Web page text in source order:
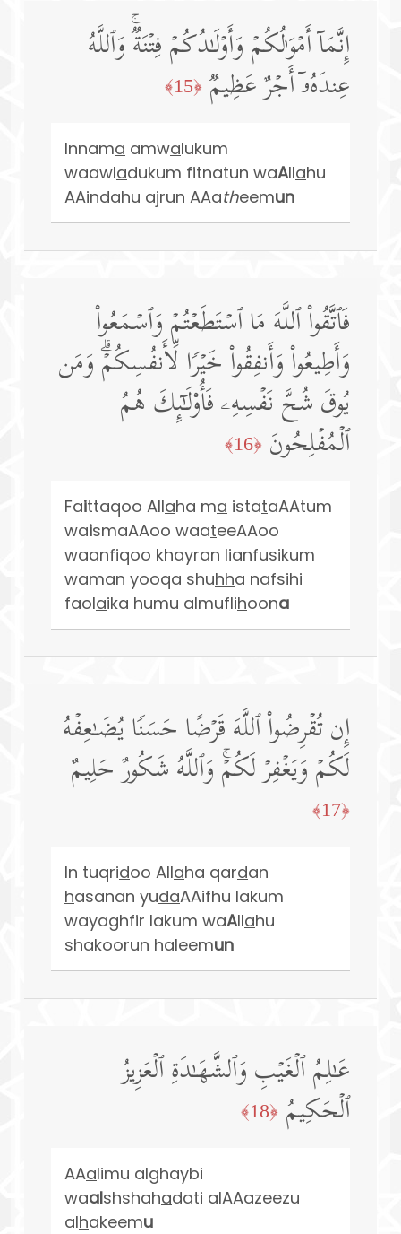
إِنَّمَاۤ أَمۡوَ ٰ⁠لُكُمۡ وَأَوۡلَـٰدُكُمۡ فِتۡنَةࣱۚ وَٱللَّهُ
عِندَهُۥۤ أَجۡرٌ عَظِیمࣱ ﴿15﴾
Innama amwalukum
waawladukum fitnatun waAllahu
AAindahu ajrun AAatheemun
فَٱتَّقُوا۟ ٱللَّهَ مَا ٱسۡتَطَعۡتُمۡ وَٱسۡمَعُوا۟
وَأَطِیعُوا۟ وَأَنفِقُوا۟ خَیۡرࣰا لِّأَنفُسِكُمۡۗ وَمَن
یُوقَ شُحَّ نَفۡسِهِۦ فَأُو۟لَـٰۤىِٕكَ هُمُ
ٱلۡمُفۡلِحُونَ ﴿16﴾
Faittaqoo Allaha ma istataAAtum
waismaAAoo waateeAAoo
waanfiqoo khayran lianfusikum
waman yooqa shuhha nafsihi
faolaika humu almuflihoona
إِن تُقۡرِضُوا۟ ٱللَّهَ قَرۡضًا حَسَنࣰا یُضَـٰعِفۡهُ
لَكُمۡ وَیَغۡفِرۡ لَكُمۡۚ وَٱللَّهُ شَكُورٌ حَلِیمٌ
﴿17﴾
In tuqridoo Allaha qardan
hasanan yudaAAifhu lakum
wayaghfir lakum waAllahu
shakoorun haleemun
عَـٰلِمُ ٱلۡغَیۡبِ وَٱلشَّهَـٰدَةِ ٱلۡعَزِیزُ
ٱلۡحَكِیمُ ﴿18﴾
AAalimu alghaybi
waalshshahadati alAAazeezu
alhakeemu